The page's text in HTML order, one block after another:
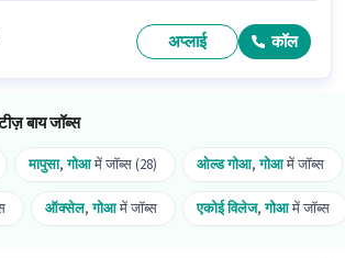
के लिए आवेदक के पास कस्टमर हैंडलिंग जैसी स्किल्स होनी
अप्लाई कॉल
बाय जॉब्स
मापुसा,गोआमें जॉब्स (28) ओल्ड गोआ,गोआमें जॉब्स
ऑक्सेल,गोआमें जॉब्स एकोई विलेज,गोआमें जॉब्स